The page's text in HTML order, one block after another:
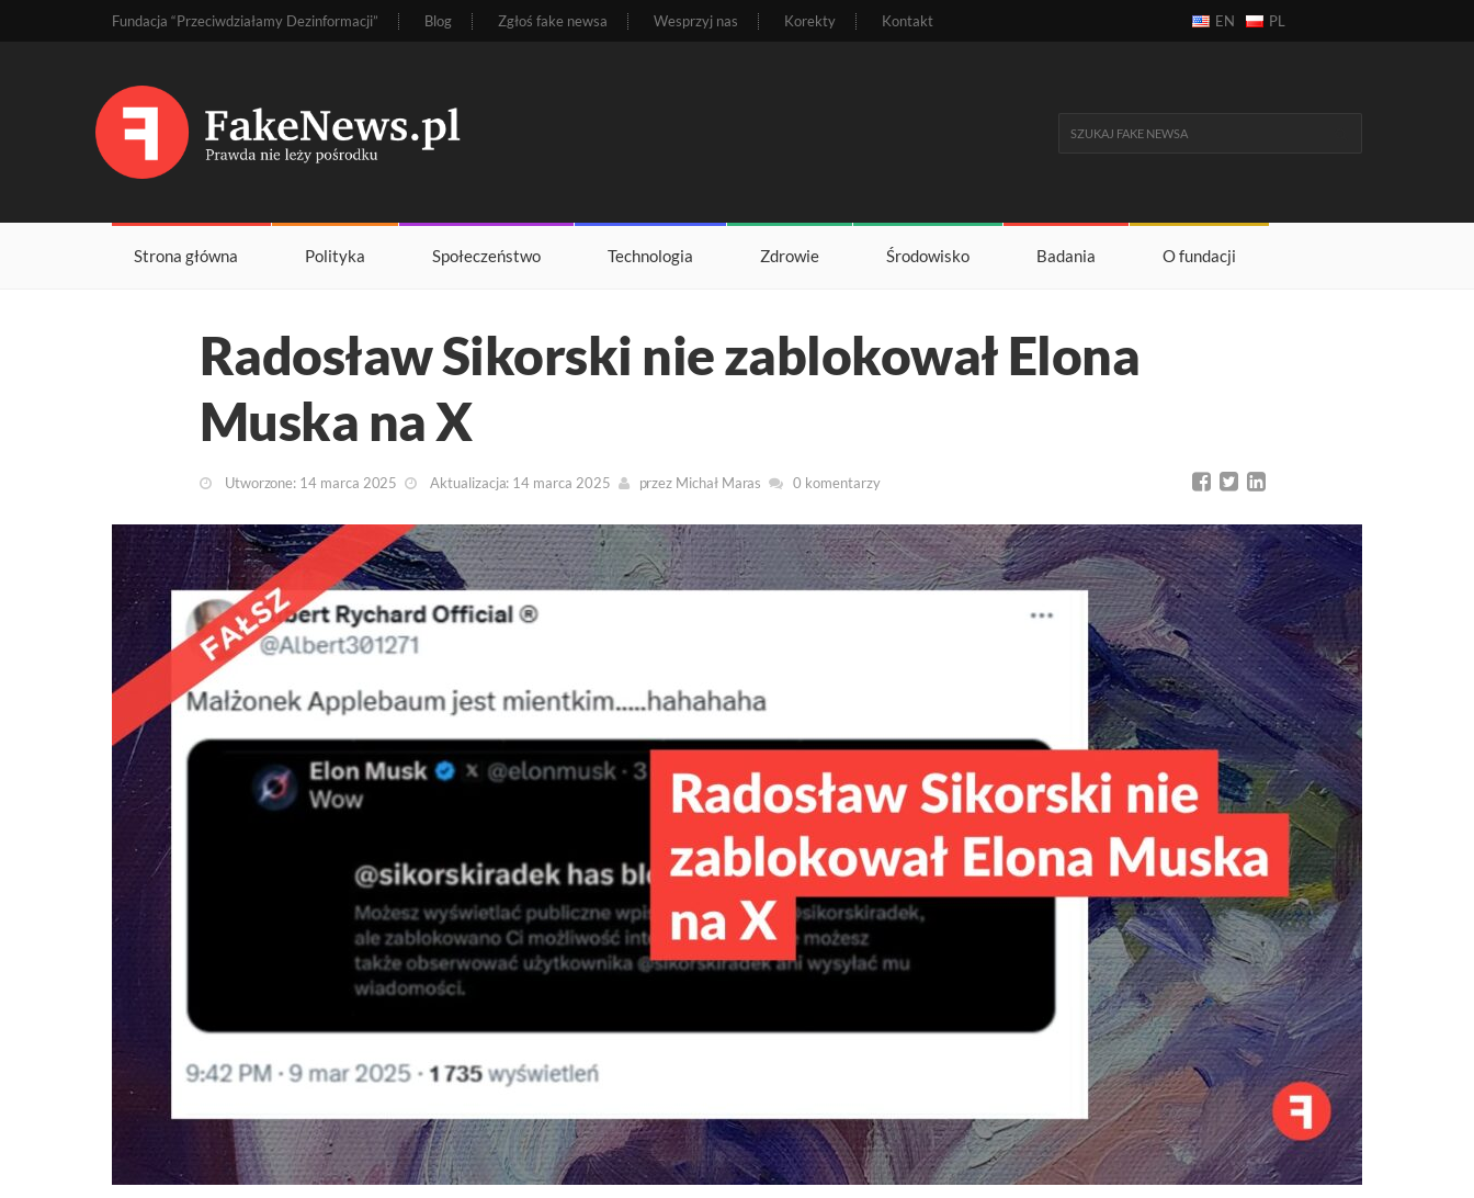
Fundacja “Przeciwdziałamy Dezinformacji” Blog Zgłoś fake newsa Wesprzyj nas Korekty Kontakt EN PL
Strona główna Polityka Społeczeństwo Technologia Zdrowie Środowisko Badania O fundacji
Radosław Sikorski nie zablokował Elona
Muska na X
Utworzone: 14 marca 2025 Aktualizacja: 14 marca 2025 przez Michał Maras 0 komentarzy